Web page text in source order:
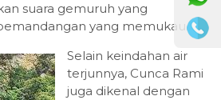
suara gemuruh yang
yang memukau.
Selain keindahan air
terjunnya, Cunca Rami
juga dikenal dengan